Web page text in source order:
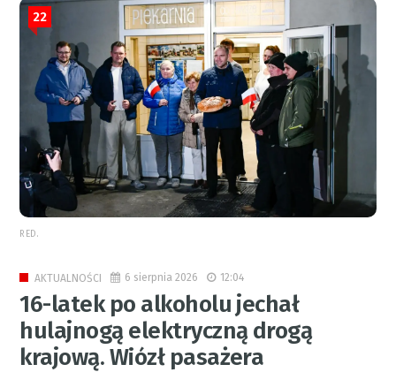
22
RED.
AKTUALNOŚCI 6 sierpnia 2026 12:04
16-latek po alkoholu jechał
hulajnogą elektryczną drogą
krajową. Wiózł pasażera